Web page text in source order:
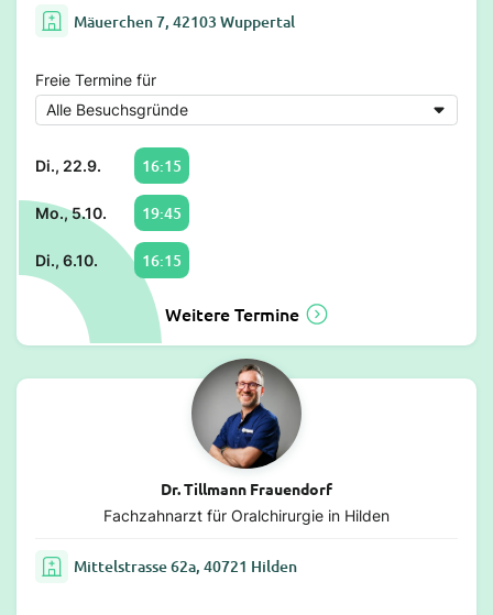
Mäuerchen 7, 42103 Wuppertal
Freie Termine für
Di., 22.9. 16:15
Mo., 5.10. 19:45
Di., 6.10. 16:15
Weitere Termine
Dr. Tillmann Frauendorf
Fachzahnarzt für Oralchirurgie in Hilden
Mittelstrasse 62a, 40721 Hilden